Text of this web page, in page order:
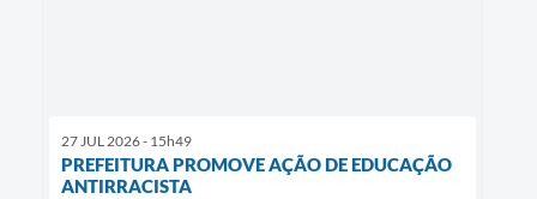
27 JUL 2026 - 15h49
PREFEITURA PROMOVE AÇÃO DE EDUCAÇÃO
ANTIRRACISTA